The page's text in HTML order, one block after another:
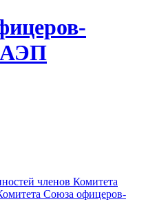
АЭП
членов Комитета
Союза офицеров-